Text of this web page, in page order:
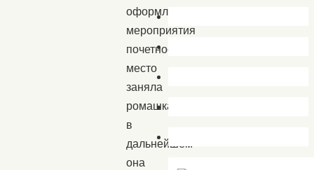
оформлении
мероприятия
почетное
место
заняла
ромашка,
в
дальнейшем
она